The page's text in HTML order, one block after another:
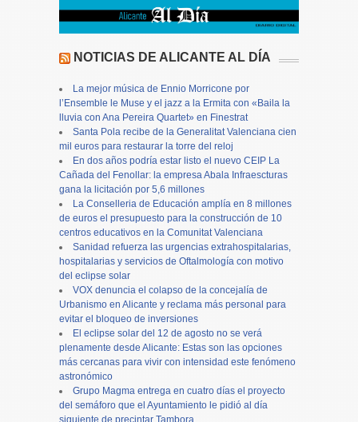
NOTICIAS DE ALICANTE AL DÍA
La mejor música de Ennio Morricone por
l’Ensemble le Muse y el jazz a la Ermita con «Baila la
lluvia con Ana Pereira Quartet» en Finestrat
Santa Pola recibe de la Generalitat Valenciana cien
mil euros para restaurar la torre del reloj
En dos años podría estar listo el nuevo CEIP La
Cañada del Fenollar: la empresa Abala Infraescturas
gana la licitación por 5,6 millones
La Conselleria de Educación amplía en 8 millones
de euros el presupuesto para la construcción de 10
centros educativos en la Comunitat Valenciana
Sanidad refuerza las urgencias extrahospitalarias,
hospitalarias y servicios de Oftalmología con motivo
del eclipse solar
VOX denuncia el colapso de la concejalía de
Urbanismo en Alicante y reclama más personal para
evitar el bloqueo de inversiones
El eclipse solar del 12 de agosto no se verá
plenamente desde Alicante: Estas son las opciones
más cercanas para vivir con intensidad este fenómeno
astronómico
Grupo Magma entrega en cuatro días el proyecto
del semáforo que el Ayuntamiento le pidió al día